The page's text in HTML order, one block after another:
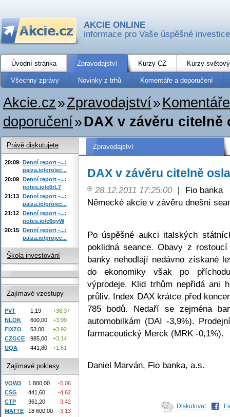
AKCIE ONLINE
informace pro Vaše úspěšné investice
Úvodní stránka Zpravodajství Kurzy CZ Kurzy
Všechny zprávy Novinky z trhů Komentáře a doporučení
Akcie.cz»Zpravodajství»
doporučení»DAX v závěru citelně
Zpravodajství
DAX v závěru citelně
28.12.2011 17:25:00 |
Fio banka
Německé akcie v závěru dnešní
Po úspěšné aukci italských
poklidná seance. Obavy z
banky nehodlají nedávno získané
do ekonomiky však po
výprodeje. Klid trhům nepřidá ani
průliv. Index DAX krátce před
785 bodů. Nedaří se zejména
automobilkám (DAI -3,9%).
farmaceutický Merck (MRK -0,1%).
Daniel Marván, Fio banka, a.s.
Diskutovat
Právě diskutujete
20:09 Denní report -...:
paiza.io/projec...
20:09 Denní report -...:
notes.io/e6rL7
21:13 Denní report -...:
paiza.io/projec...
21:12 Denní report -...:
notes.io/e6qyW
20:15 Denní report -...:
paiza.io/projec...
Škola investování
Zajímavé vzestupy
PVT 1,19
+38,37
NLOK
600,00
+3,99
FIXZO
53,00
+3,92
CZGCE
985,00
+3,14
UQA
441,80 +1,61
Zajímavé poklesy
VOW3 1 800,00
-5,06
CSG
441,60
-4,62
CTP
361,20
-3,42
MATTE
18 600,00
-3,13